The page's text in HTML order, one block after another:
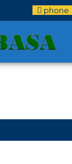
phone